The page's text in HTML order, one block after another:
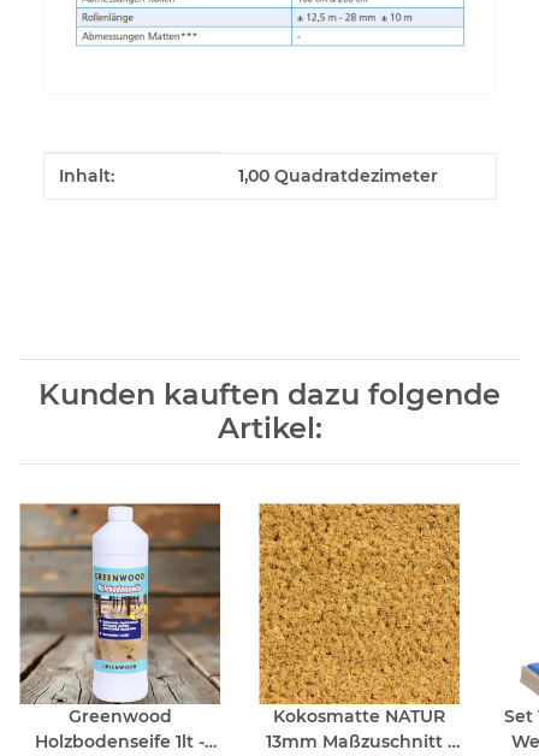
Produkteigenschaft
Wert
Inhalt: 1,00 Quadratdezimeter
Kunden kauften dazu folgende
Artikel:
Greenwood
Holzbodenseife 1lt -
Kokosmatte NATUR
13mm Maßzuschnitt -
Set